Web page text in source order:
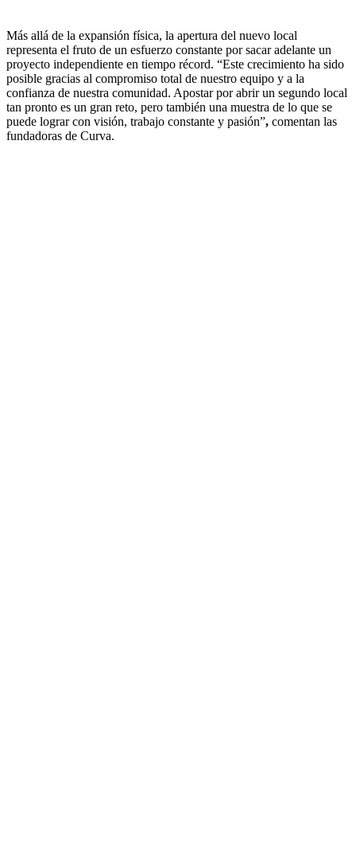
Más allá de la expansión física, la apertura del nuevo local
representa el fruto de un esfuerzo constante por sacar adelante un
proyecto independiente en tiempo récord. “Este crecimiento ha sido
posible gracias al compromiso total de nuestro equipo y a la
confianza de nuestra comunidad. Apostar por abrir un segundo local
tan pronto es un gran reto, pero también una muestra de lo que se
puede lograr con visión, trabajo constante y pasión”, comentan las
fundadoras de Curva.